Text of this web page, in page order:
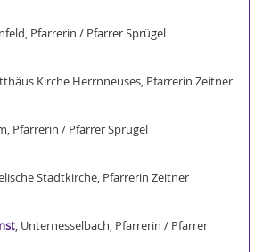
Pfarrerin / Pfarrer Sprügel
Kirche Herrnneuses, Pfarrerin Zeitner
Pfarrerin / Pfarrer Sprügel
Stadtkirche, Pfarrerin Zeitner
, Unternesselbach, Pfarrerin / Pfarrer